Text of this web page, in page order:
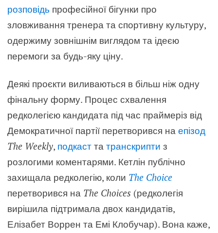
розповідь професійної бігунки про
зловживання тренера та спортивну культуру,
одержиму зовнішнім виглядом та ідеєю
перемоги за будь-яку ціну.
Деякі проєкти виливаються в більш ніж одну
фінальну форму. Процес схвалення
редколегією кандидата під час праймеріз від
Демократичної партії перетворився на епізод
The Weekly, подкаст та транскрипти з
розлогими коментарями. Кетлін публічно
захищала редколегію, коли The Choice
перетворився на The Choices (редколегія
вирішила підтримала двох кандидатів,
Елізабет Воррен та Емі Клобучар). Вона каже,